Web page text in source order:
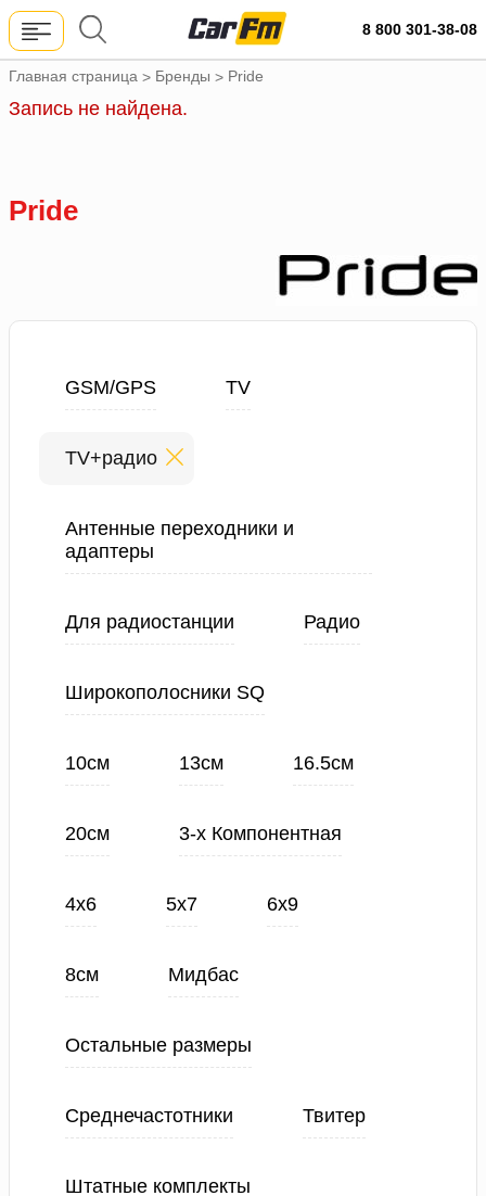
8 800 301-38-08
Главная страница > Бренды > Pride
Запись не найдена.
Pride
GSM/GPS TV
TV+радио
Антенные переходники и
адаптеры
Для радиостанции Радио
Широкополосники SQ
10см 13см 16.5см
20см 3-х Компонентная
4х6 5х7 6х9
8см Мидбас
Остальные размеры
Среднечастотники Твитер
Штатные комплекты